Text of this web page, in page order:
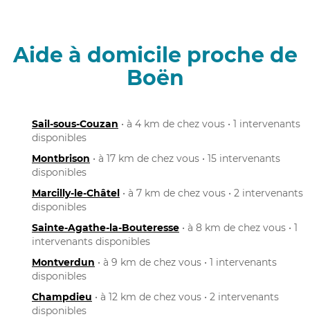
Aide à domicile proche de
Boën
Sail-sous-Couzan • à 4 km de chez vous • 1 intervenants
disponibles
Montbrison • à 17 km de chez vous • 15 intervenants
disponibles
Marcilly-le-Châtel • à 7 km de chez vous • 2 intervenants
disponibles
Sainte-Agathe-la-Bouteresse • à 8 km de chez vous • 1
intervenants disponibles
Montverdun • à 9 km de chez vous • 1 intervenants
disponibles
Champdieu • à 12 km de chez vous • 2 intervenants
disponibles